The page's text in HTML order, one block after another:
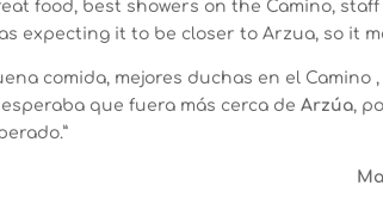
food, best showers on the Camino,
expecting it to be closer to Arzua, so it
comida, mejores duchas en el
esperaba que fuera más cerca deArzúa,